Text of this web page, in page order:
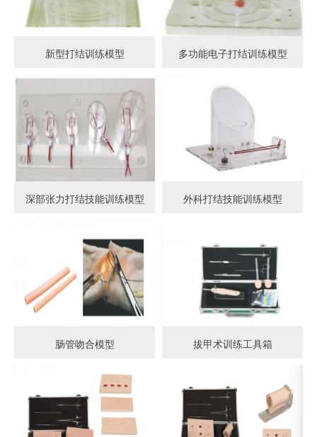
新型打结训练模型 多功能电子打结训练模型
深部张力打结技能训练模型 外科打结技能训练模型
肠管吻合模型 拔甲术训练工具箱